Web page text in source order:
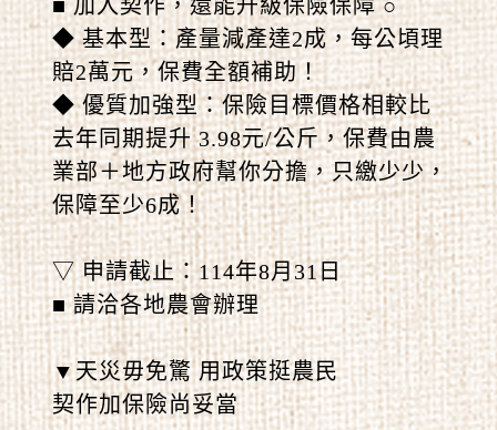
■ 加入契作，還能升級保險保障 ○
◆ 基本型：產量減產達2成，每公頃理
賠2萬元，保費全額補助！
◆ 優質加強型：保險目標價格相較比
去年同期提升 3.98元/公斤，保費由農
業部＋地方政府幫你分擔，只繳少少，
保障至少6成！
▽ 申請截止：114年8月31日
■ 請洽各地農會辦理
▼天災毋免驚 用政策挺農民
契作加保險尚妥當